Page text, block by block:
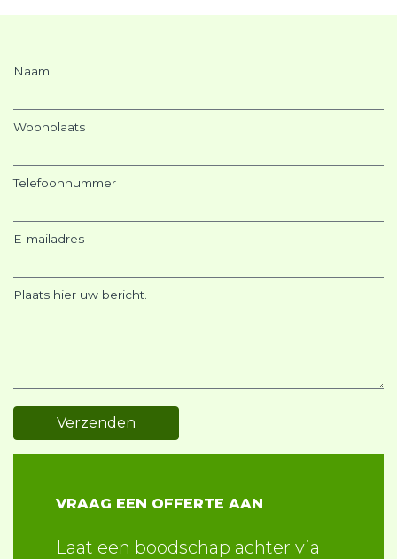
Naam
Woonplaats
Telefoonnummer
E-mailadres
Plaats hier uw bericht.
VRAAG EEN OFFERTE AAN
Laat een boodschap achter via